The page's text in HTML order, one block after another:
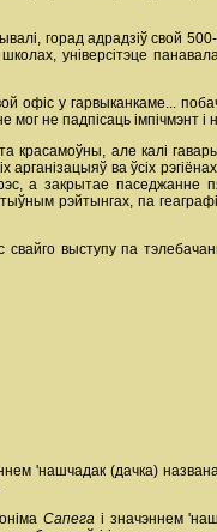
горад адрадзіў свой
школах, універсітэце
офіс у гарвыканкаме...
не падпісаць імпічмэнт
красамоўны, але калі
ва ўсіх
а закрытае
рэйтынгах, па
выступу па
'нашчадак (дачка)
Сапегаі значэннем